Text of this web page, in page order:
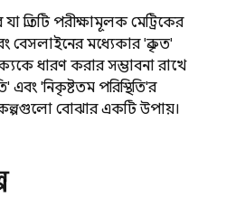
প্রতিটি পরীক্ষামূলক মেট্রিকের
বেসলাইনের মধ্যেকার 'প্রকৃত'
ধারণ করার সম্ভাবনা রাখে
এবং 'নিকৃষ্টতম পরিস্থিতি'র
বোঝার একটি উপায়।